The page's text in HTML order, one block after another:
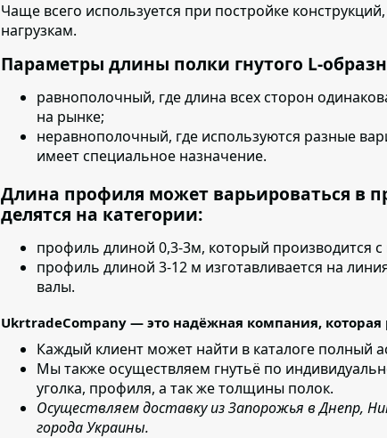
Чаще всего используется при постройке конструкций,
нагрузкам.
Параметры длины полки гнутого L-
равнополочный, где длина всех сторон
на рынке;
неравнополочный, где используются разные
имеет специальное назначение.
Длина профиля может варьироваться в
делятся на категории:
профиль длиной 0,3-3м, который производится
профиль длиной 3-12 м изготавливается на
валы.
UkrtradeCompany — это надёжная компания, которая
Каждый клиент может найти в каталоге полный
Мы также осуществляем гнутьё по
уголка, профиля, а так же толщины полок.
Осуществляем доставку из Запорожья в Днепр,
города Украины.